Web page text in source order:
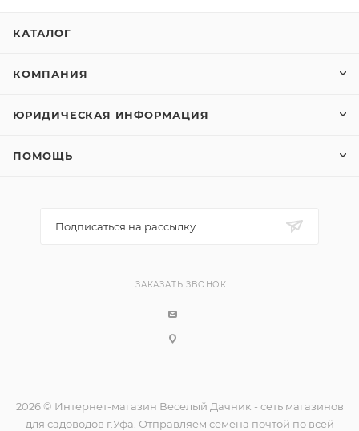
КАТАЛОГ
КОМПАНИЯ
ЮРИДИЧЕСКАЯ ИНФОРМАЦИЯ
ПОМОЩЬ
Подписаться на рассылку
ЗАКАЗАТЬ ЗВОНОК
2026 © Интернет-магазин Веселый Дачник - сеть магазинов
для садоводов г.Уфа. Отправляем семена почтой по всей